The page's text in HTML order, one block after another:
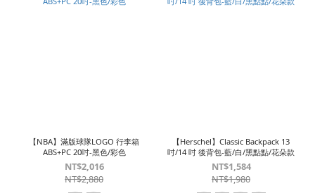
【NBA】滿版球隊LOGO 行李箱
ABS+PC 20吋-黑色/彩色
NT$2,016
NT$2,880
【Herschel】Classic Backpack 13
吋/14 吋 後背包-藍/白/黑點點/花朵款
NT$1,584
NT$1,980